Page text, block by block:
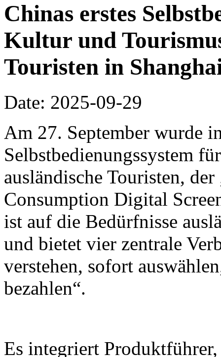
Chinas erstes
Kultur und
Touristen in
Date: 2025-09-29
Am 27. September wurde
Selbstbedienungssystem
ausländische Touristen,
Consumption Digital
ist auf die Bedürfnisse
und bietet vier zentrale
verstehen, sofort
bezahlen“.
Es integriert